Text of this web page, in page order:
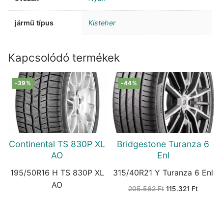
jármű típus Kisteher
Kapcsolódó termékek
-39%
Continental TS 830P XL
AO
195/50R16 H TS 830P XL
AO
-44%
Bridgestone Turanza 6
Enl
315/40R21 Y Turanza 6 Enl
205.562Ft Original
115.321 Ft